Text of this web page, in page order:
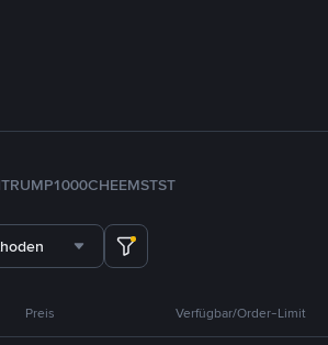
TRUMP1000CHEEMSTST
Preis Verfügbar/Order-Limit